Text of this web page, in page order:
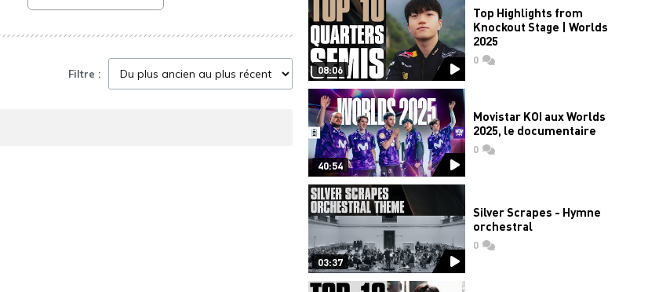
Filtre : 08:06
Top Highlights from
Knockout Stage | Worlds
2025
0commentaires
40:54
Movistar KOI aux Worlds
2025, le documentaire
0commentaires
03:37
Silver Scrapes - Hymne
orchestral
0commentaires